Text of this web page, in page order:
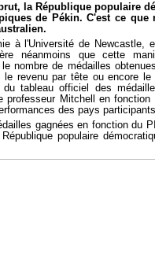
la République populaire
de Pékin. C'est ce que
à l'Université de Newcastle,
néanmoins que cette
nombre de médailles
revenu par tête ou encore
tableau officiel des
professeur Mitchell en
des pays
gagnées en fonction du
populaire